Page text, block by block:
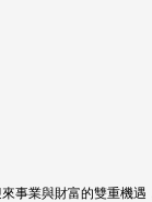
事業與財富的雙重機